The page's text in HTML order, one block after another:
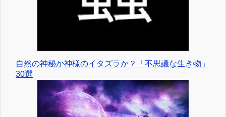
自然の神秘か神様のイタズラか？「不思議な生き物」
30選